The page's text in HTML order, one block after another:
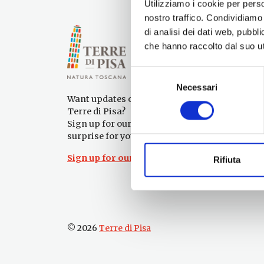
Utilizziamo i cookie per
nostro traffico.
di analisi dei dati web,
che hanno raccolto dal suo
consenso
Necessari
Rifiuta
Want updates on what to do and see in the
Terre di Pisa?
Sign up for our newsletter! An immediate
surprise for you!
Sign up for our Newsletter!
© 2026 Terre di Pisa